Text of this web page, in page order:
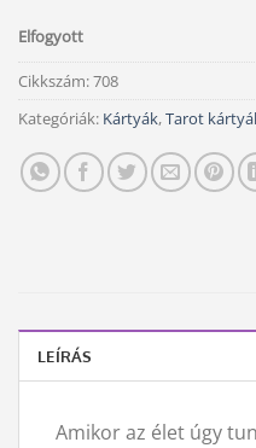
Elfogyott
Cikkszám:708
Kategóriák: Kártyák,Tarot
LEÍRÁS
Amikor az élet úgy